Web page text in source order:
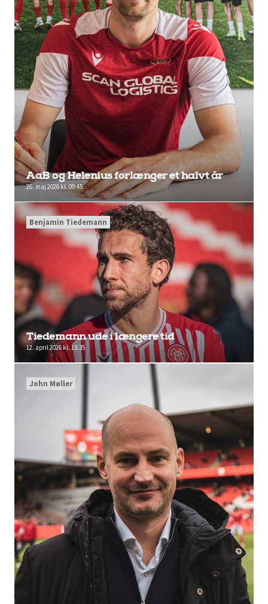
AaB og Helenius forlænger et halvt år
26. maj 2026 kl. 09:45
Tiedemann ude i længere tid
12. april 2026 kl. 15:35
Benjamin Tiedemann
John Møller